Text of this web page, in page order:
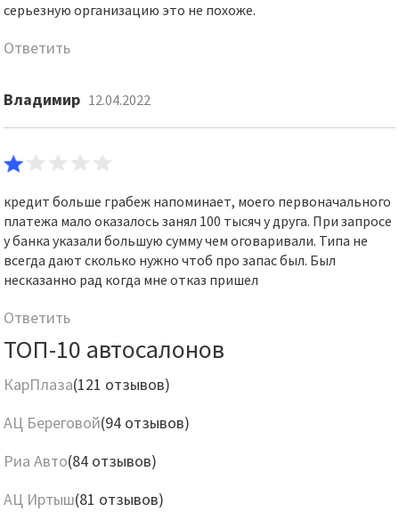
серьезную организацию это не похоже.
Ответить
Владимир 12.04.2022
кредит больше грабеж напоминает, моего первоначального
платежа мало оказалось занял 100 тысяч у друга. При запросе
у банка указали большую сумму чем оговаривали. Типа не
всегда дают сколько нужно чтоб про запас был. Был
несказанно рад когда мне отказ пришел
Ответить
ТОП-10 автосалонов
КарПлаза(121 отзывов)
АЦ Береговой(94 отзывов)
Риа Авто(84 отзывов)
АЦ Иртыш(81 отзывов)